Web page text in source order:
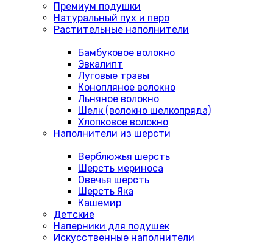
Премиум подушки
Натуральный пух и перо
Растительные наполнители
Бамбуковое волокно
Эвкалипт
Луговые травы
Конопляное волокно
Льняное волокно
Шелк (волокно шелкопряда)
Хлопковое волокно
Наполнители из шерсти
Верблюжья шерсть
Шерсть мериноса
Овечья шерсть
Шерсть Яка
Кашемир
Детские
Наперники для подушек
Искусственные наполнители